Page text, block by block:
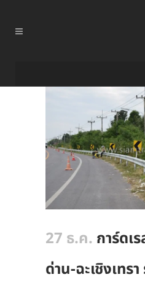
27 ธ.ค. การ์ดเ
ด่าน-ฉะเชิงเทรา